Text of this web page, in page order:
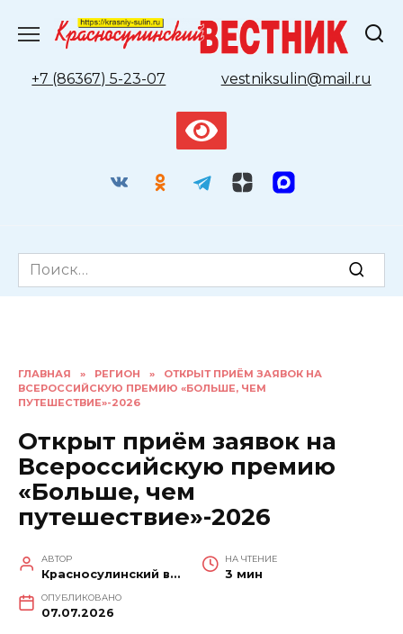
содержанию
+7 (86367) 5-23-07
vestniksulin@mail.ru
Search
for:
ГЛАВНАЯ » РЕГИОН »
ОТКРЫТ ПРИЁМ ЗАЯВОК НА
ВСЕРОССИЙСКУЮ ПРЕМИЮ «БОЛЬШЕ, ЧЕМ
ПУТЕШЕСТВИЕ»-2026
Открыт приём заявок на
Всероссийскую премию
«Больше, чем
путешествие»-2026
АВТОР
Красносулинский вестник
НА ЧТЕНИЕ
3 мин
ОПУБЛИКОВАНО
07.07.2026